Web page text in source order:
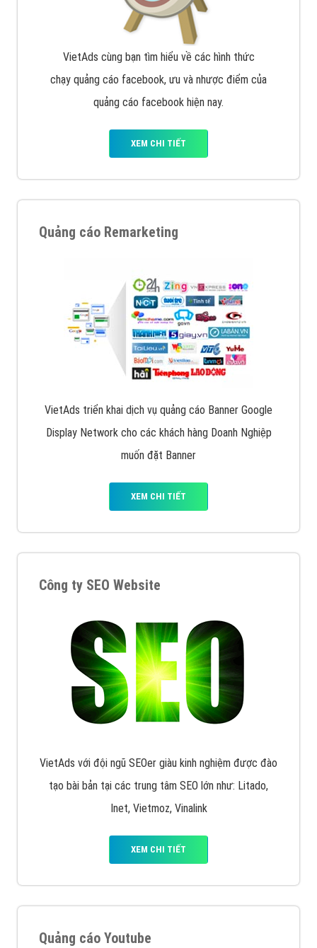
VietAds cùng bạn tìm hiểu về các hình thức
chạy quảng cáo facebook, ưu và nhược điểm của
quảng cáo facebook hiện nay.
XEM CHI TIẾT
Quảng cáo Remarketing
VietAds triển khai dịch vụ quảng cáo Banner Google
Display Network cho các khách hàng Doanh Nghiệp
muốn đặt Banner
XEM CHI TIẾT
Công ty SEO Website
VietAds với đội ngũ SEOer giàu kinh nghiệm được đào
tạo bài bản tại các trung tâm SEO lớn như: Litado,
Inet, Vietmoz, Vinalink
XEM CHI TIẾT
Quảng cáo Youtube